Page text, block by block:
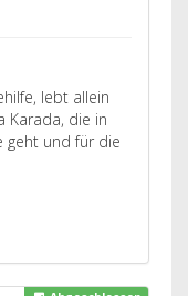
lebt allein
Karada, die in
geht und für die